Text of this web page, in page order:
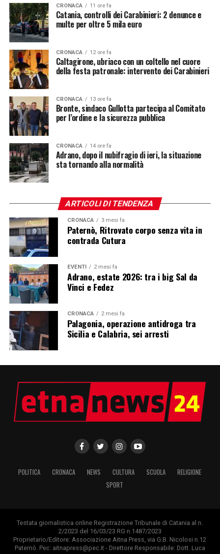
CRONACA 11 ore fa
Catania, controlli dei Carabinieri: 2 denunce e
multe per oltre 5 mila euro
CRONACA 12 ore fa
Caltagirone, ubriaco con un coltello nel cuore
della festa patronale: intervento dei Carabinieri
CRONACA 13 ore fa
Bronte, sindaco Gullotta partecipa al Comitato
per l’ordine e la sicurezza pubblica
CRONACA 14 ore fa
Adrano, dopo il nubifragio di ieri, la situazione
sta tornando alla normalità
ARTICOLI DI TENDENZA
CRONACA 3 mesi fa
Paternò, Ritrovato corpo senza vita in
contrada Cutura
EVENTI 2 mesi fa
Adrano, estate 2026: tra i big Sal da
Vinci e Fedez
CRONACA 2 mesi fa
Palagonia, operazione antidroga tra
Sicilia e Calabria, sei arresti
POLITICA CRONACA NEWS CULTURA SCUOLA
RELIGIONE
SPORT
Testata giornalistica online Registrazione Tribunale di Catania al n.
2/2023 del 16/03/23 RG n.1487/2023
Proprietario/Editore: Associazione Aitna Press, via G.B. Nicolosi n.12
Paternò. Pec: aitnapress@pec.it - Direttore Responsabile: Dott. Luca